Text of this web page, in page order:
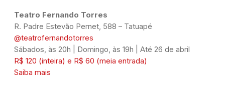
Teatro Fernando Torres
@teatrofernandotorres
Sábados, às 20h | Domingo, às 19h | Até 26 de abril
R$ 120 (inteira) e R$ 60 (meia entrada)
Saiba mais